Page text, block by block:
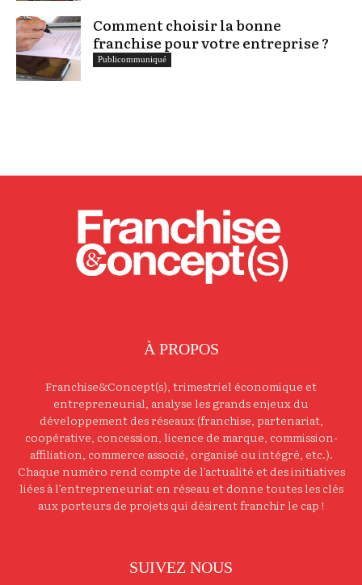
Comment choisir la bonne
franchise pour votre entreprise ?
Publicommuniqué
À PROPOS
Franchise&Concept(s), trimestriel économique et
entrepreneurial, analyse les grands enjeux du
développement des réseaux (franchise, partenariat,
coopérative, concession, licence de marque, commission-
affiliation, commerce associé, organisé ou intégré, etc.).
Chaque numéro rend compte de l’actualité et des initiatives
liées à l’entrepreneuriat en réseau et donne toutes les clés
aux porteurs de projets qui désirent franchir le cap !
SUIVEZ NOUS